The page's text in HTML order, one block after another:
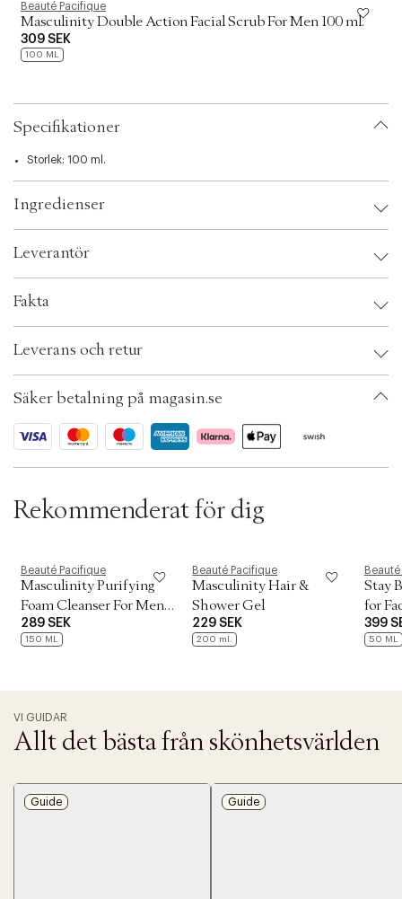
s
e
e
o
Beauté Pacifique
Masculinity Double Action Facial Scrub For Men 100 ml.
309 SEK
100 ML
Specifikationer
Storlek: 100 ml.
Ingredienser
Leverantör
Fakta
EAN: 5705676001782
ID: ADJU77-0008
Leverans och retur
Säker betalning på magasin.se
Rekommenderat för dig
Beauté Pacifique
Masculinity Purifying
Foam Cleanser For Men
150 ml.
289 SEK
150 ML
Beauté Pacifique
Masculinity Hair &
Shower Gel
229 SEK
200 ml.
Stay
for
SPF
399
50 ML
VI GUIDAR
Allt det bästa från skönhetsvärlden
Guide Guide